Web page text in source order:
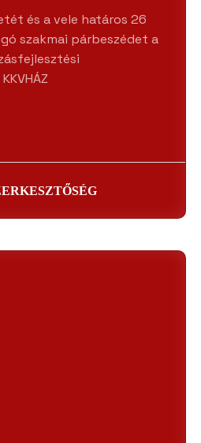
és a vele határos 26
szakmai párbeszédet a